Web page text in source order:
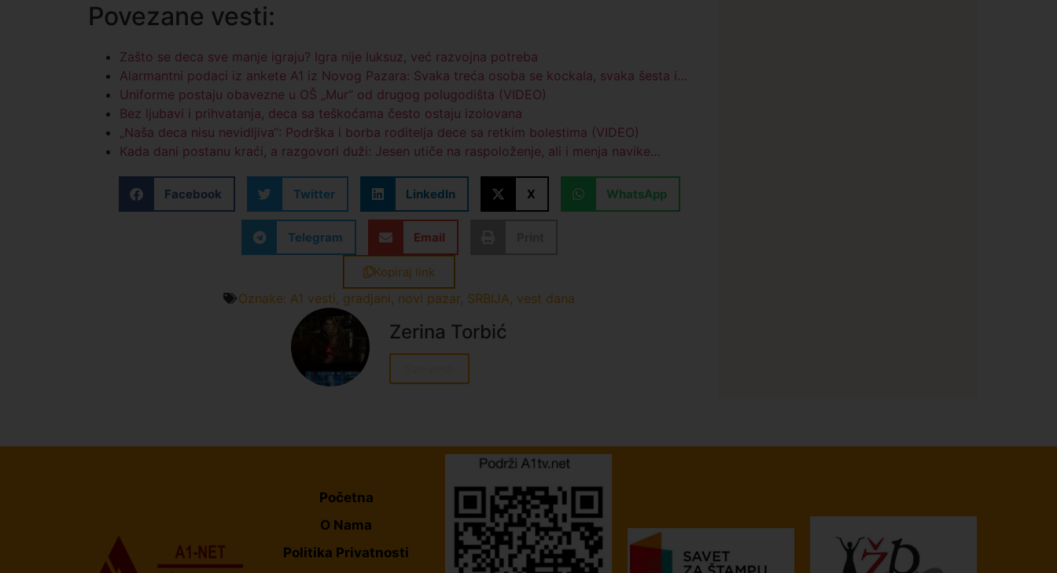
Povezane vesti:
Zašto se deca sve manje igraju? Igra nije luksuz, već razvojna potreba
Alarmantni podaci iz ankete A1 iz Novog Pazara: Svaka treća osoba se kockala, svaka šesta i…
Uniforme postaju obavezne u OŠ „Mur“ od drugog polugodišta (VIDEO)
Bez ljubavi i prihvatanja, deca sa teškoćama često ostaju izolovana
„Naša deca nisu nevidljiva“: Podrška i borba roditelja dece sa retkim bolestima (VIDEO)
Kada dani postanu kraći, a razgovori duži: Jesen utiče na raspoloženje, ali i menja navike…
Facebook Twitter LinkedIn X WhatsApp
Telegram Email
Kopiraj link
Oznake: A1 vesti, gradjani, novi pazar, SRBIJA, vest dana
Zerina Torbić
Sve vesti
Početna
O Nama
Politika Privatnosti